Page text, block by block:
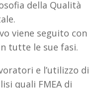
della Qualità
viene seguito con
tutte le sue fasi.
e l’utilizzo di
quali FMEA di